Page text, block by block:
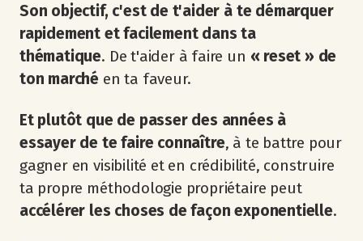
Son objectif, c'est de t'aider à te démarquer
rapidement et facilement dans ta
thématique. De t'aider à faire un « reset » de
ton marché en ta faveur.
Et plutôt que de passer des années à
essayer de te faire connaître, à te battre pour
gagner en visibilité et en crédibilité, construire
ta propre méthodologie propriétaire peut
accélérer les choses de façon exponentielle.